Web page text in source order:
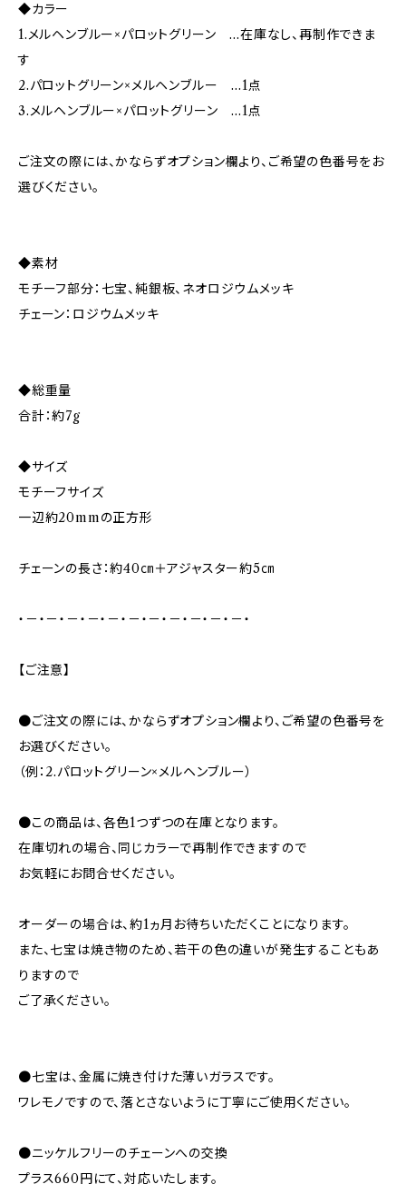
◆カラー
1.メルヘンブルー×パロットグリーン …在庫なし、再制作できま
す
2.パロットグリーン×メルヘンブルー …1点
3.メルヘンブルー×パロットグリーン …1点
ご注文の際には、かならずオプション欄より、ご希望の色番号をお
選びください。
◆素材
モチーフ部分：七宝、純銀板、ネオロジウムメッキ
チェーン：ロジウムメッキ
◆総重量
合計：約7g
◆サイズ
モチーフサイズ
一辺約20mmの正方形
チェーンの長さ：約40㎝＋アジャスター約5㎝
・－・－・－・－・－・－・－・－・－・－・－・
【ご注意】
●ご注文の際には、かならずオプション欄より、ご希望の色番号を
お選びください。
（例：2.パロットグリーン×メルヘンブルー）
●この商品は、各色1つずつの在庫となります。
在庫切れの場合、同じカラーで再制作できますので
お気軽にお問合せください。
オーダーの場合は、約1ヵ月お待ちいただくことになります。
また、七宝は焼き物のため、若干の色の違いが発生することもあ
りますので
ご了承ください。
●七宝は、金属に焼き付けた薄いガラスです。
ワレモノですので、落とさないように丁寧にご使用ください。
●ニッケルフリーのチェーンへの交換
プラス660円にて、対応いたします。